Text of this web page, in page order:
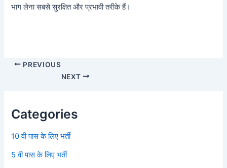
भाग लेना सबसे सुरक्षित और प्रभावी तरीके हैं।
PREVIOUS
NEXT
Categories
10 वी पास के लिए भर्ती
5 वी पास के लिए भर्ती